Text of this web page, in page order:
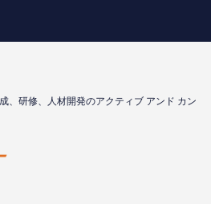
、研修、⼈材開発のアクティブ アンド カン